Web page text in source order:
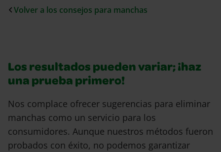
Volver a los consejos para manchas
Los resultados pueden variar; ¡haz
una prueba primero!
Nos complace ofrecer sugerencias para eliminar
manchas como un servicio para los
consumidores. Aunque nuestros métodos fueron
probados con éxito, no podemos garantizar